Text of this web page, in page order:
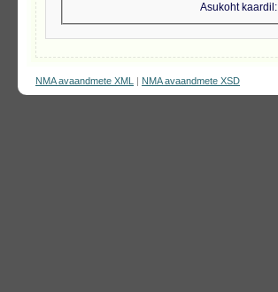
Asukoht kaardil
NMA avaandmete XML | NMA avaandmete XSD